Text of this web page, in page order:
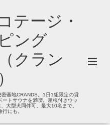
テージ・
ング
クラン
基地CRANDS。1日1組限定の貸
トサウナを満喫。屋根付きウッ
大型犬同伴可。最大10名まで、
にも。